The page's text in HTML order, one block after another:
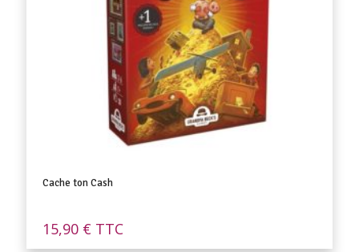
Cache ton Cash
15,90 € TTC